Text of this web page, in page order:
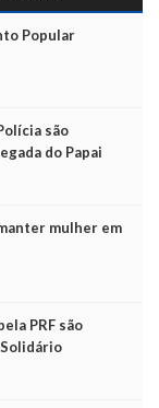
Popular
são
do Papai
mulher em
PRF são